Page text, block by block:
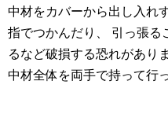
中材をカバーから出し入れ
指でつかんだり、 引っ張
るなど破損する恐れがあり
中材全体を両手で持って行